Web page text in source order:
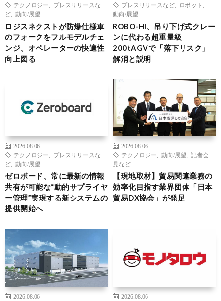
テクノロジー
プレスリリースな
ど
動向/展望
ロジスネクストが防爆仕様車
のフォークをフルモデルチェ
ンジ、オペレーターの快適性
向上図る
プレスリリースなど
ロボット
動向/展望
ROBO-HI、吊り下げ式クレー
ンに代わる超重量級
200tAGVで「落下リスク」
解消と説明
2026.08.06
テクノロジー
プレスリリースな
ど
動向/展望
ゼロボード、常に最新の情報
共有が可能な“動的サプライヤ
ー管理”実現する新システムの
提供開始へ
2026.08.06
テクノロジー
動向/展望
記者会
見など
【現地取材】貿易関連業務の
効率化目指す業界団体「日本
貿易DX協会」が発足
2026.08.06
2026.08.06